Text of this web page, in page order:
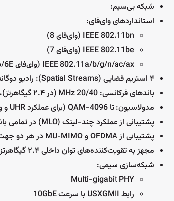
شبکه بی‌سیم:
استانداردهای وای‌فای:
IEEE 802.11bn (وای‌فای 8)
IEEE 802.11be (وای‌فای 7)
IEEE 802.11a/b/g/n/ac/ax (وای‌فای 6/6E و نسل‌های قبلی)
۴ استریم فضایی (Spatial Streams): رادیو دوگانه شامل 2×2 MIMO (در ۲.۴ گیگاهرتز) + 2×2 MIMO (در ۵ گیگاهرتز)
باندهای فرکانسی: 20/40 MHz (در ۲.۴ گیگاهرتز)، 20/40/80/160 MHz (در ۵ گیگاهرتز)
مدولاسیون: تا 4096-QAM (برای عملکرد UHR و وای‌فای 8)
پشتیبانی از عملکرد چند-لینک (MLO) در تمامی باندها
پشتیبانی از OFDMA و MU-MIMO در هر دو جهت آپ‌لینک و داون‌لینک
مجهز به تقویت‌کننده‌های توان داخلی ۲.۴ گیگاهرتز (iPA)
شبکه‌سازی سیمی:
Multi-gigabit PHY
رابط USXGMII با سرعت 10GbE